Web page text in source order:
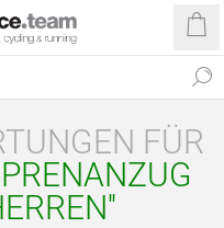
FÜR